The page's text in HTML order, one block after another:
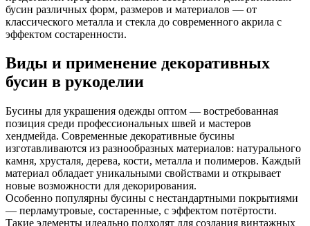
бусин различных форм, размеров и материалов — от
классического металла и стекла до современного акрила с
эффектом состаренности.
Виды и применение декоративных
бусин в рукоделии
Бусины для украшения одежды оптом — востребованная
позиция среди профессиональных швей и мастеров
хендмейда. Современные декоративные бусины
изготавливаются из разнообразных материалов: натурального
камня, хрусталя, дерева, кости, металла и полимеров. Каждый
материал обладает уникальными свойствами и открывает
новые возможности для декорирования.
Особенно популярны бусины с нестандартными покрытиями
— перламутровые, состаренные, с эффектом потёртости.
Такие элементы идеально подходят для создания винтажных